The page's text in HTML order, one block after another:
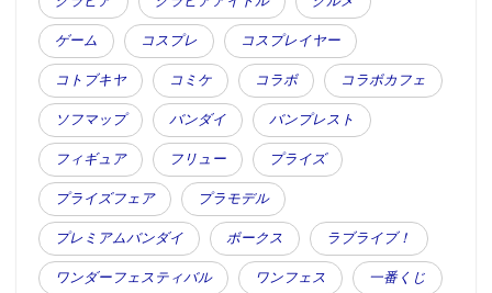
ゲーム コスプレ コスプレイヤー
コトブキヤ コミケ コラボ コラボカフェ
ソフマップ バンダイ バンプレスト
フィギュア フリュー プライズ
プライズフェア プラモデル
プレミアムバンダイ ボークス ラブライブ！
ワンダーフェスティバル ワンフェス 一番くじ